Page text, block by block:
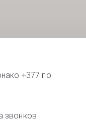
+377 по
звонков